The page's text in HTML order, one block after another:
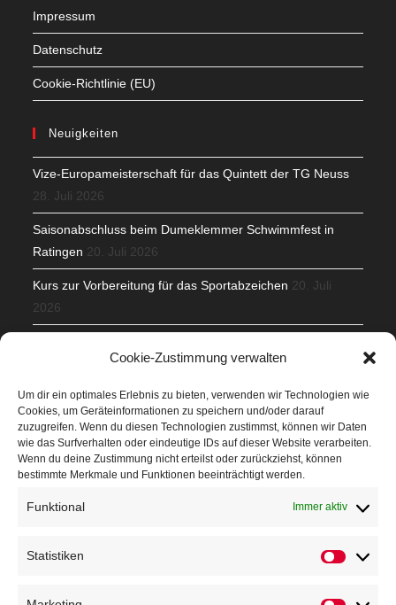
Cookie-Zustimmung verwalten
Um dir ein optimales Erlebnis zu bieten, verwenden wir Technologien wie
Cookies, um Geräteinformationen zu speichern und/oder darauf
zuzugreifen. Wenn du diesen Technologien zustimmst, können wir Daten
wie das Surfverhalten oder eindeutige IDs auf dieser Website verarbeiten.
Wenn du deine Zustimmung nicht erteilst oder zurückziehst, können
bestimmte Merkmale und Funktionen beeinträchtigt werden.
Funktional Immer aktiv
Statistiken
Impressum
Datenschutz
Cookie-Richtlinie (EU)
Neuigkeiten
Vize-Europameisterschaft für das Quintett der TG Neuss
28. Juli 2026
Saisonabschluss beim Dumeklemmer Schwimmfest in
Ratingen 20. Juli 2026
Kurs zur Vorbereitung für das Sportabzeichen 20. Juli
2026
Veranstaltungen
Höffner Run
Kindersportfest